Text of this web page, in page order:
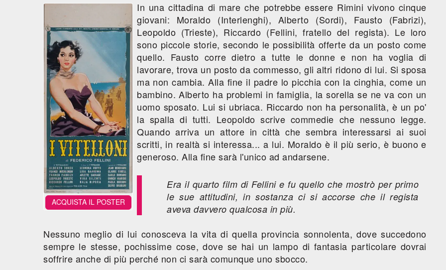
ACQUISTA IL POSTER
In una cittadina di mare che potrebbe essere Rimini vivono cinque
giovani: Moraldo (Interlenghi), Alberto (Sordi), Fausto (Fabrizi),
Leopoldo (Trieste), Riccardo (Fellini, fratello del regista). Le loro
sono piccole storie, secondo le possibilità offerte da un posto come
quello. Fausto corre dietro a tutte le donne e non ha voglia di
lavorare, trova un posto da commesso, gli altri ridono di lui. Si sposa
ma non cambia. Alla fine il padre lo picchia con la cinghia, come un
bambino. Alberto ha problemi in famiglia, la sorella se ne va con un
uomo sposato. Lui si ubriaca. Riccardo non ha personalità, è un po'
la spalla di tutti. Leopoldo scrive commedie che nessuno legge.
Quando arriva un attore in città che sembra interessarsi ai suoi
scritti, in realtà si interessa... a lui. Moraldo è il più serio, è buono e
generoso. Alla fine sarà l'unico ad andarsene.
Era il quarto film di Fellini e fu quello che mostrò per primo
le sue attitudini, in sostanza ci si accorse che il regista
aveva davvero qualcosa in più.
Nessuno meglio di lui conosceva la vita di quella provincia sonnolenta, dove succedono
sempre le stesse, pochissime cose, dove se hai un lampo di fantasia particolare dovrai
soffrire anche di più perché non ci sarà comunque uno sbocco.